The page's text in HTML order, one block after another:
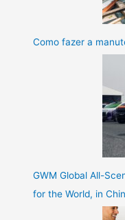
Como fazer a
GWM Global All-
for the World, in